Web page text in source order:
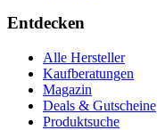
Entdecken
Alle Hersteller
Kaufberatungen
Magazin
Deals & Gutscheine
Produktsuche